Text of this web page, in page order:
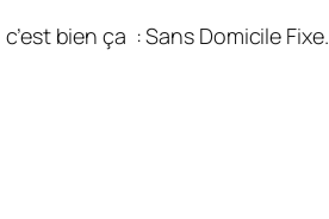
bien ça : Sans Domicile Fixe.